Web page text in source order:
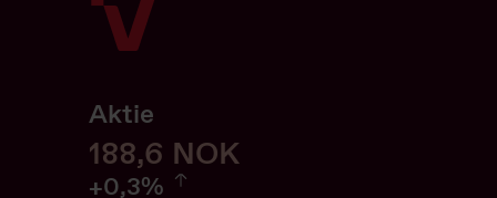
Aktie
188,6 NOK188,6
+0,3%
0.32%